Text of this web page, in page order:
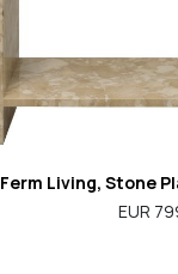
Ferm Living, Stone
EUR